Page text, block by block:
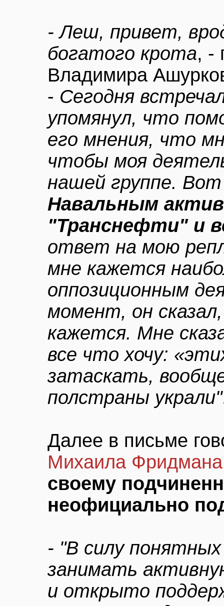
- Леш, привет,
богатого крота, -
Владимира
- Сегодня
упомянул, что
его мнения, что
чтобы моя
нашей группе.
Навальным
"Транснефти" и
ответ на мою
мне кажется
оппозиционным
момент, он
кажется. Мне
все что хочу:
затаскать,
полстраны украли"
Далее в письме
Михаила Фридмана
своему
неофициально
- "В силу
занимать
и открыто